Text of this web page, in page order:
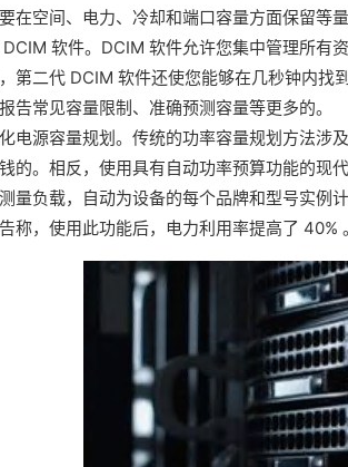
在空间、电力、冷却和端口容量方面保留等量
软件。DCIM 软件允许您集中管理所有
第二代 DCIM 软件还使您能够在几秒钟内找
告常见容量限制、准确预测容量等更多的。
电源容量规划。传统的功率容量规划方法涉
的。相反，使用具有自动功率预算功能的现
量负载，自动为设备的每个品牌和型号实例
称，使用此功能后，电力利用率提高了 40% 。